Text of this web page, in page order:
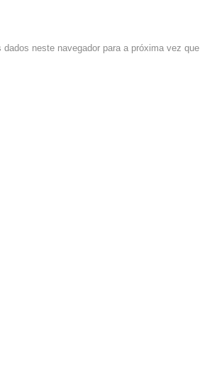
dados neste navegador para a próxima vez que